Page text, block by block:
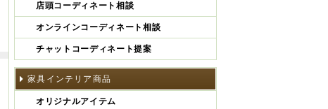
店頭コーディネート相談
オンラインコーディネート相談
チャットコーディネート提案
家具インテリア商品
オリジナルアイテム